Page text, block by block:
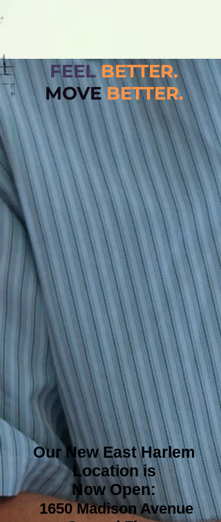
FEEL BETTER.
MOVE BETTER.
Our New East Harlem
Location is
Now Open:
1650 Madison Avenue